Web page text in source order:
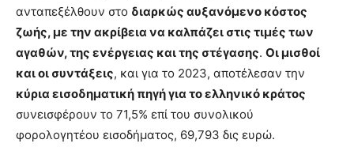
ανταπεξέλθουν στο διαρκώς αυξανόμενο κόστος
ζωής, με την ακρίβεια να καλπάζει στις τιμές των
αγαθών, της ενέργειας και της στέγασης. Οι μισθοί
και οι συντάξεις, και για το 2023, αποτέλεσαν την
κύρια εισοδηματική πηγή για το ελληνικό κράτος
συνεισφέρουν το 71,5% επί του συνολικού
φορολογητέου εισοδήματος, 69,793 δις ευρώ.